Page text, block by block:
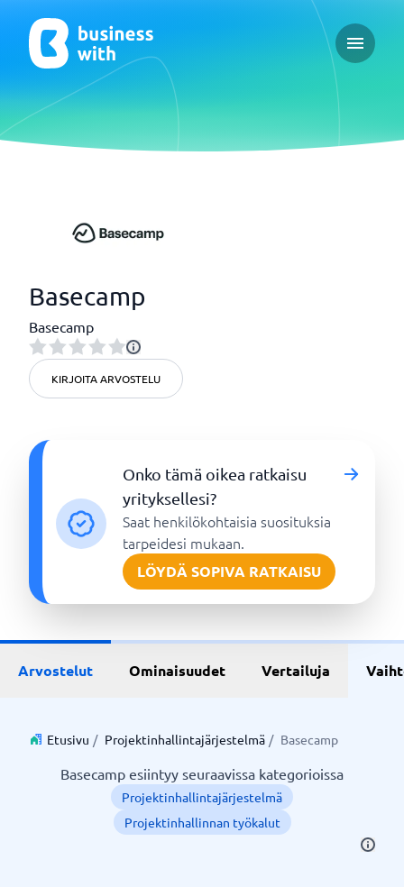
Open
Basecamp
Basecamp
KIRJOITA ARVOSTELU
Onko tämä oikea ratkaisu
yrityksellesi?
Saat henkilökohtaisia suosituksia
tarpeidesi mukaan.
LÖYDÄ SOPIVA RATKAISU
Arvostelut Ominaisuudet Vertailuja
Etusivu / Projektinhallintajärjestelmä / Basecamp
Basecamp esiintyy seuraavissa kategorioissa
Projektinhallintajärjestelmä
Projektinhallinnan työkalut